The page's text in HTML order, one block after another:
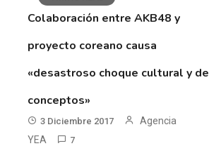
Colaboración entre AKB48 y
proyecto coreano causa
«desastroso choque cultural y de
conceptos»
3 Diciembre 2017
Agencia
YEA
7